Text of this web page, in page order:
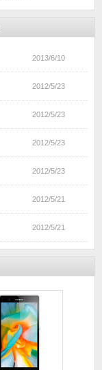
2013/6/10
2012/5/23
2012/5/23
2012/5/23
2012/5/23
2012/5/21
2012/5/21